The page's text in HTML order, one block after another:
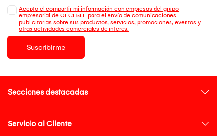
Acepto el compartir mi información con empresas del grupo
empresarial de OECHSLE para el envío de comunicaciones
publicitarias sobre sus productos, servicios, promociones, eventos y
otras actividades comerciales de interés.
Suscribirme
Secciones destacadas
Servicio al Cliente